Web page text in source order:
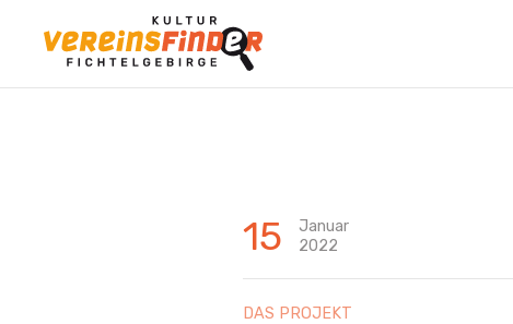
15
Januar
2022
DAS PROJEKT